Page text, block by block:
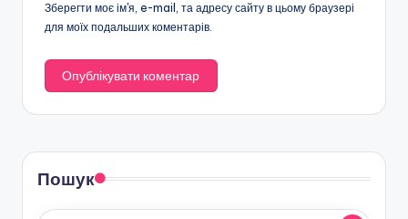
Зберегти моє ім'я, e-mail, та адресу сайту в цьому браузері
для моїх подальших коментарів.
Пошук